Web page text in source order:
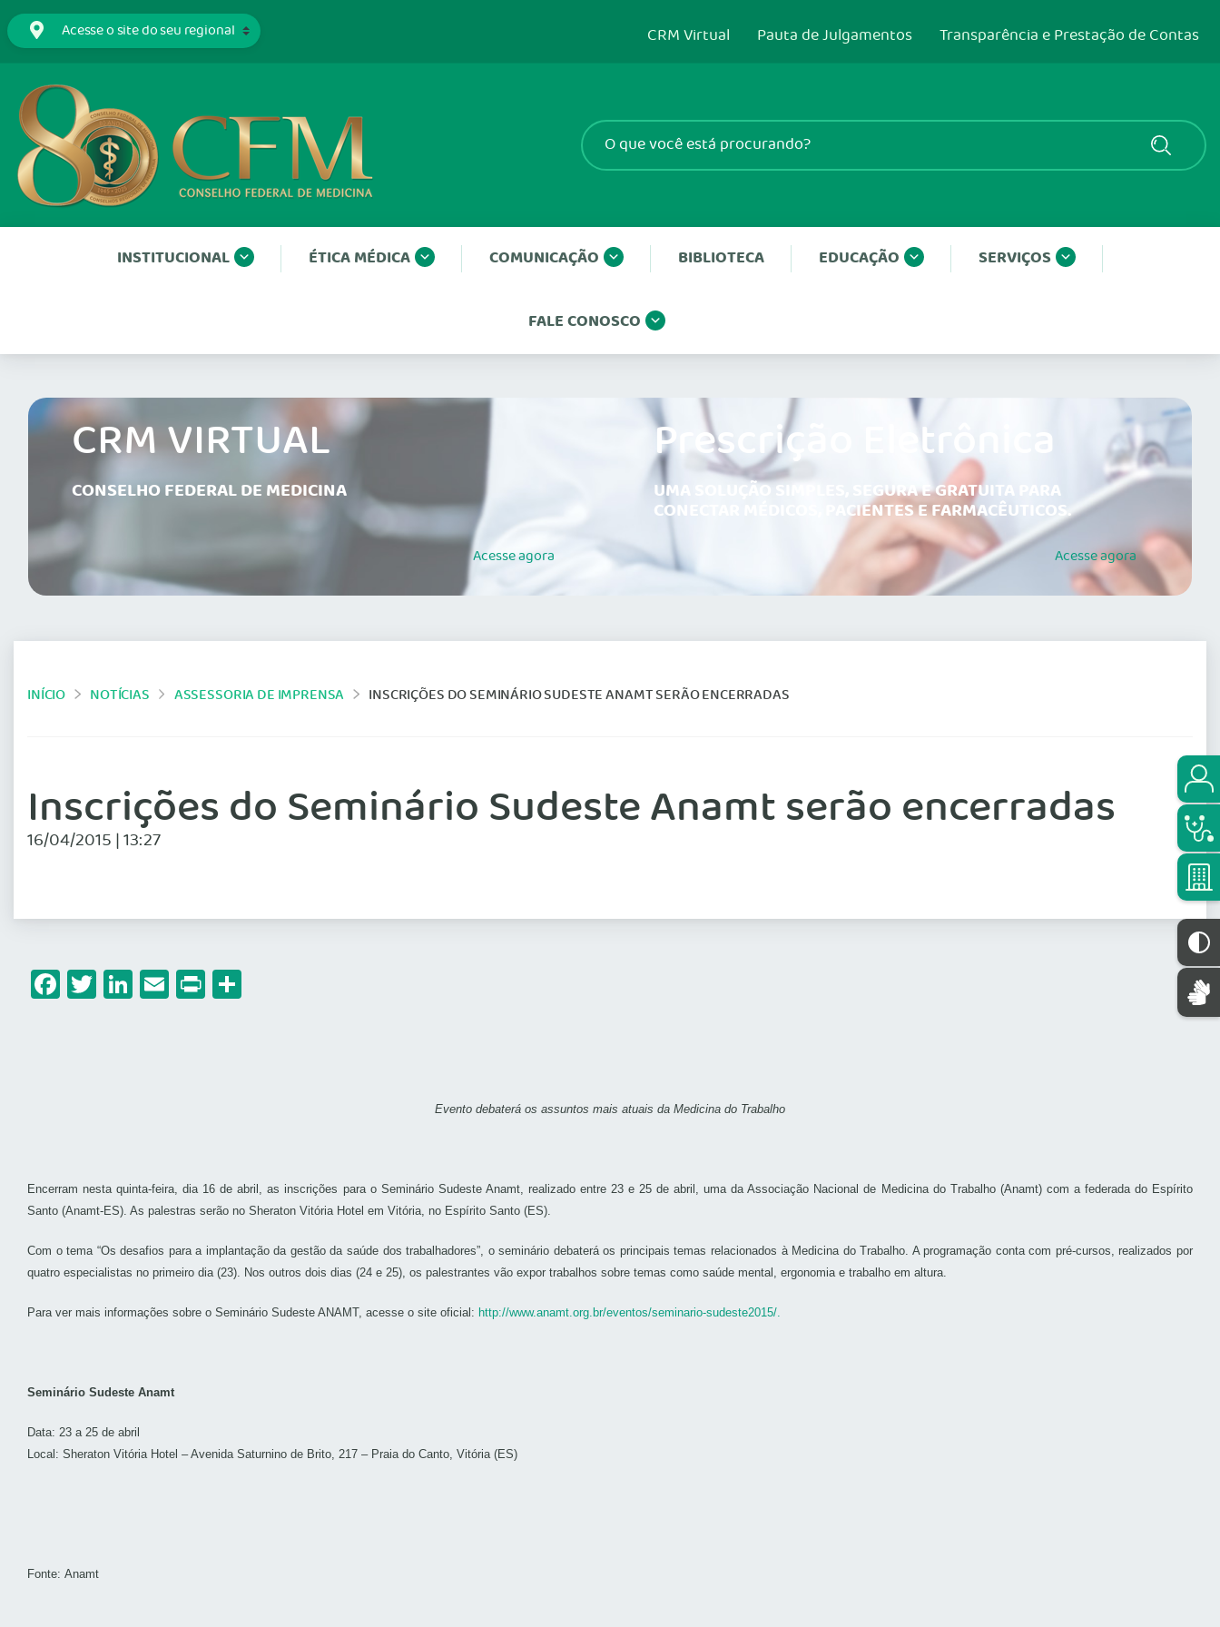
CRM Virtual Pauta de Julgamentos Transparência e Prestação de Contas
INSTITUCIONAL ÉTICA MÉDICA COMUNICAÇÃO BIBLIOTECA EDUCAÇÃO SERVIÇOS
FALE CONOSCO
CRM VIRTUAL
CONSELHO FEDERAL DE MEDICINA
Acesseagora
Prescrição Eletrônica
UMA SOLUÇÃO SIMPLES, SEGURA E GRATUITA PARA
CONECTAR MÉDICOS, PACIENTES E FARMACÊUTICOS.
Acesseagora
INÍCIO NOTÍCIAS ASSESSORIA DE IMPRENSA INSCRIÇÕES DO SEMINÁRIO SUDESTE ANAMT SERÃO ENCERRADAS
Inscrições do Seminário Sudeste Anamt serão encerradas
16/04/2015 | 13:27
Facebook
Twitter
LinkedIn
Email
Print
Evento debaterá os assuntos mais atuais da Medicina do Trabalho
Encerram nesta quinta-feira, dia 16 de abril, as inscrições para o Seminário Sudeste Anamt, realizado entre 23 e 25 de abril, uma da Associação Nacional de Medicina do Trabalho (Anamt) com a federada do Espírito
Santo (Anamt-ES). As palestras serão no Sheraton Vitória Hotel em Vitória, no Espírito Santo (ES).
Com o tema “Os desafios para a implantação da gestão da saúde dos trabalhadores”, o seminário debaterá os principais temas relacionados à Medicina do Trabalho. A programação conta com pré-cursos, realizados por
quatro especialistas no primeiro dia (23). Nos outros dois dias (24 e 25), os palestrantes vão expor trabalhos sobre temas como saúde mental, ergonomia e trabalho em altura.
Para ver mais informações sobre o Seminário Sudeste ANAMT, acesse o site oficial: http://www.anamt.org.br/eventos/seminario-sudeste2015/.
Seminário Sudeste Anamt
Data: 23 a 25 de abril
Local: Sheraton Vitória Hotel – Avenida Saturnino de Brito, 217 – Praia do Canto, Vitória (ES)
Fonte: Anamt